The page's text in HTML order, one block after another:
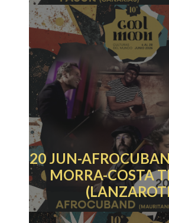
20 JUN-
MORRA-COSTA